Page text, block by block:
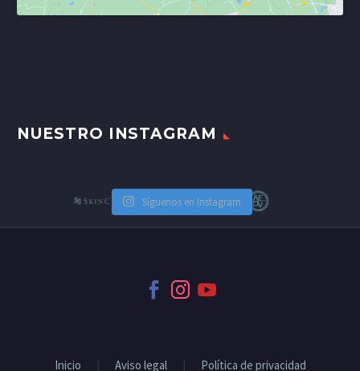
NUESTRO INSTAGRAM
Síguenos en Instagram
Inicio Aviso legal Política de privacidad